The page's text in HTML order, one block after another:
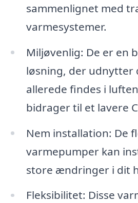
sammenlignet med
varmesystemer.
Miljøvenlig: De er en
løsning, der udnytter
allerede findes i
bidrager til et lavere
Nem installation: De
varmepumper kan
store ændringer i dit
Fleksibilitet: Disse